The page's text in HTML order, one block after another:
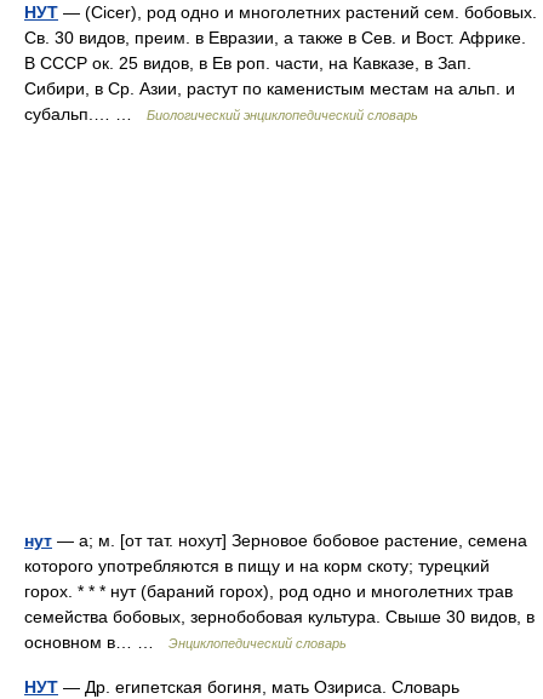
НУТ — (Cicer), род одно и многолетних растений сем. бобовых.
Св. 30 видов, преим. в Евразии, а также в Сев. и Вост. Африке.
В СССР ок. 25 видов, в Ев роп. части, на Кавказе, в Зап.
Сибири, в Ср. Азии, растут по каменистым местам на альп. и
субальп.… …
Биологический энциклопедический словарь
нут — а; м. [от тат. нохут] Зерновое бобовое растение, семена
которого употребляются в пищу и на корм скоту; турецкий
горох. * * * нут (бараний горох), род одно и многолетних трав
семейства бобовых, зернобобовая культура. Свыше 30 видов, в
основном в… …
Энциклопедический словарь
НУТ — Др. египетская богиня, мать Озириса. Словарь